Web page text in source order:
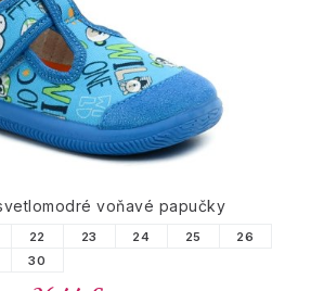
PRODUKTY
voňavé papučky
22 23 24 25
26
30